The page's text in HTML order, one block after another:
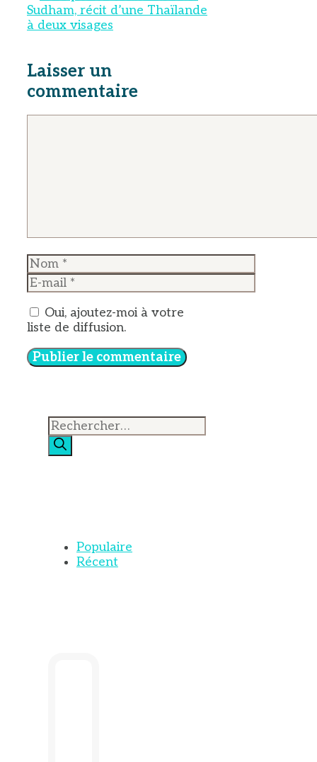
Sudham, récit d’une Thaïlande
à deux visages
Laisser un
commentaire
Nom
E-
mail
Oui, ajoutez-moi à votre
liste de diffusion.
Rechercher :
Populaire
Récent